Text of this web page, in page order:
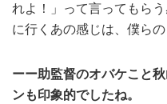
れよ！」って言ってもら
に行くあの感じは、僕ら
ーー助監督のオバケこと
ンも印象的でしたね。